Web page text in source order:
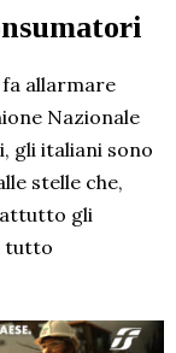
allarmare
Nazionale
gli italiani sono
stelle che,
gli
tutto